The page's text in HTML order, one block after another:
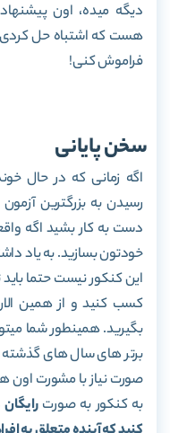
دیگه میده، اون
هست که اشتباه حل کردی.
فراموش کنی!
سخن پایانی
اگه زمانی که در حال
رسیدن به بزرگترین
دست به کار بشید اگه
خودتون بسازید. به یاد
این کنکور نیست حتما
کسب کنید و از همین
بگیرید. همینطور شما
برتر های سال های گذشته
صورت نیاز با مشورت اون
به کنکور به صورترایگان